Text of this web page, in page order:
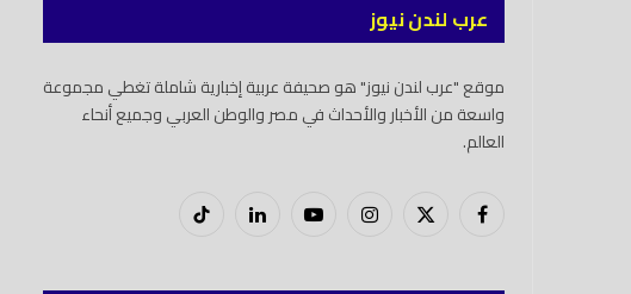
عرب لندن نيوز
موقع "عرب لندن نيوز" هو صحيفة عربية إخبارية شاملة تغطي مجموعة
واسعة من الأخبار والأحداث في مصر والوطن العربي وجميع أنحاء
العالم.
فيسبوك
X
إنستغرام يوتيوب لينكدود
تيك